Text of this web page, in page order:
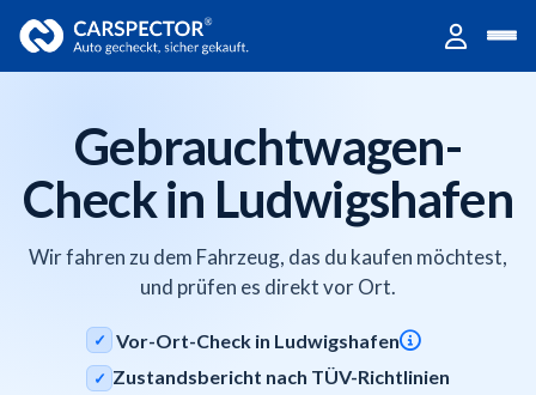
Gebrauchtwagen-
Check in Ludwigshafen
Wir fahren zu dem Fahrzeug, das du kaufen möchtest,
und prüfen es direkt vor Ort.
✓ Vor-Ort-Check in Ludwigshafen
✓ Zustandsbericht nach TÜV-Richtlinien